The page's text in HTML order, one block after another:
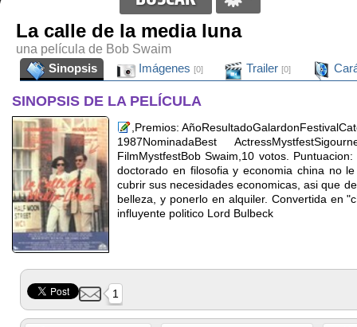
La calle de la media luna
una película de Bob Swaim
Sinopsis
Imágenes [0] Trailer [0]
SINOPSIS DE LA PELÍCULA
,Premios:
1987NominadaBest
FilmMystfestBob Swaim,10 votos.
doctorado en filosofia y economia china no
cubrir sus necesidades economicas, asi que
belleza, y ponerlo en alquiler. Convertida en
influyente politico Lord Bulbeck
1